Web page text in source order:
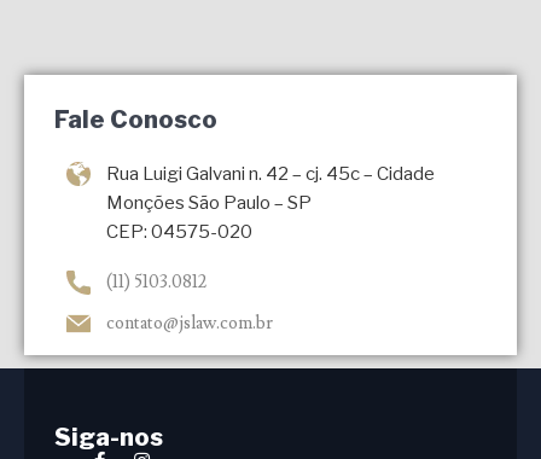
Fale Conosco
Rua Luigi Galvani n. 42 – cj. 45c – Cidade
Monções São Paulo – SP
CEP: 04575-020
(11) 5103.0812
contato@jslaw.com.br
Siga-nos